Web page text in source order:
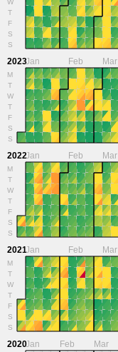
T
F
S
S
2023
M
T
W
T
F
S
S
Jan Feb Mar
2022
M
T
W
T
F
S
S
Jan Feb Mar
2021
M
T
W
T
F
S
S
Jan Feb Mar
2020Jan Feb Mar